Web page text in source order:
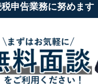
申告業務に努めます